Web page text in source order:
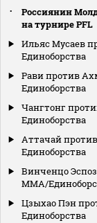
Россиянин
на турнире PFL
Ильяс Мусаев
Единоборства
Рави против
Единоборства
Чангтонг
Единоборства
Аттачай
Единоборства
Винченцо
MMA/
Цзыхао Пэн
Единоборства